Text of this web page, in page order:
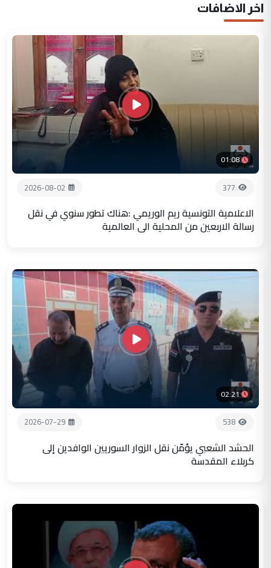
اخر الاضافات
01:08
377
2026-08-02
الاعلامية التونسية ريم الوريمي :هناك تطور سنوي في نقل
رسالة الاربعين من المحلية الى العالمية
02:21
538
2026-07-29
الحشد الشعبي يؤمّن نقل الزوار السوريين الوافدين إلى
كربلاء المقدسة